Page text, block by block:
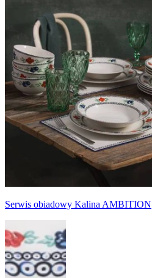
Serwis obiadowy Kalina AMBITION